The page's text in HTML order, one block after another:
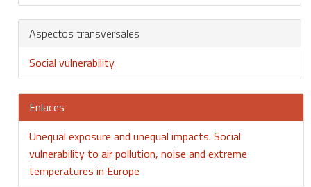
Aspectos transversales
Social vulnerability
Enlaces
Unequal exposure and unequal impacts. Social
vulnerability to air pollution, noise and extreme
temperatures in Europe